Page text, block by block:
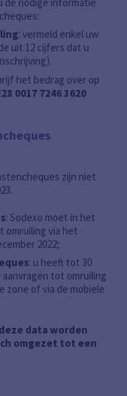
: vermeld enkel uw
uit 12 cijfers dat u
het bedrag over op
0017 7246 3620
zijn niet
: Sodexo moet in het
omruiling via het
2022;
: u heeft tot 30
aanvragen tot omruiling
zone of via de mobiele
data worden
omgezet tot een